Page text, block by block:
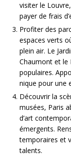
visiter le
payer de frais
Profiter des
espaces verts
plein air. Le
Chaumont et le
populaires.
nique pour une
Découvrir la
musées, Paris
d’art
émergents.
temporaires et
talents.